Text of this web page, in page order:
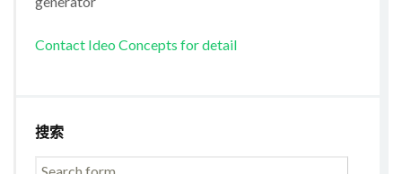
Contact Ideo Concepts for detail
搜索